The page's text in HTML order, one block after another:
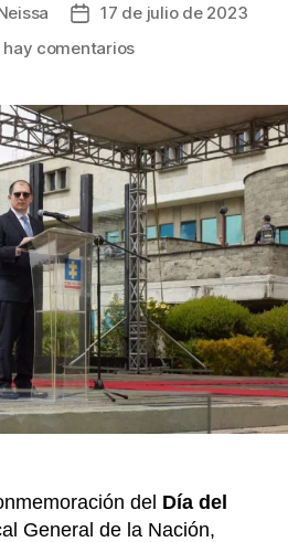
itt
er
ail er
e
st
m
ar
tir
Fecha17 de julio de 2023
hay comentariosen
Francisco
Barbosa
anuncia
un
No
a
la
política
antidrogas
del
Gobierno
Nacional
del Día del
General de la Nación,